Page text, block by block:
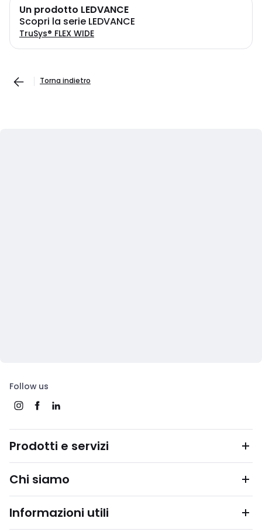
Un prodotto LEDVANCE
Scopri la serie LEDVANCE
TruSys® FLEX WIDE
Torna indietro
Follow us
Prodotti e servizi
Chi siamo
Informazioni utili